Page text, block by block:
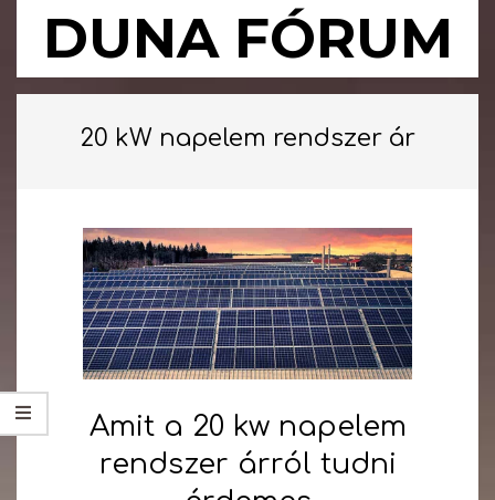
DUNA FÓRUM
Primary
20 kW napelem rendszer ár
Amit a 20 kw napelem
rendszer árról tudni